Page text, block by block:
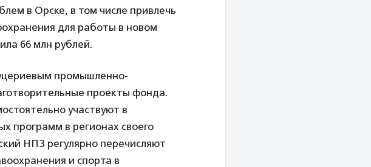
в Орске, в том числе привлечь
для работы в новом
66 млн рублей.
промышленно-
проекты фонда.
участвуют в
программ в регионах своего
НПЗ регулярно перечисляют
и спорта в